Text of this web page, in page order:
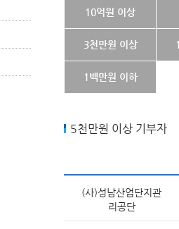
10억원 이상
3천만원 이상
1백만원 이하
5천만원 이상 기부자
(사)성남산업단지관
리공단